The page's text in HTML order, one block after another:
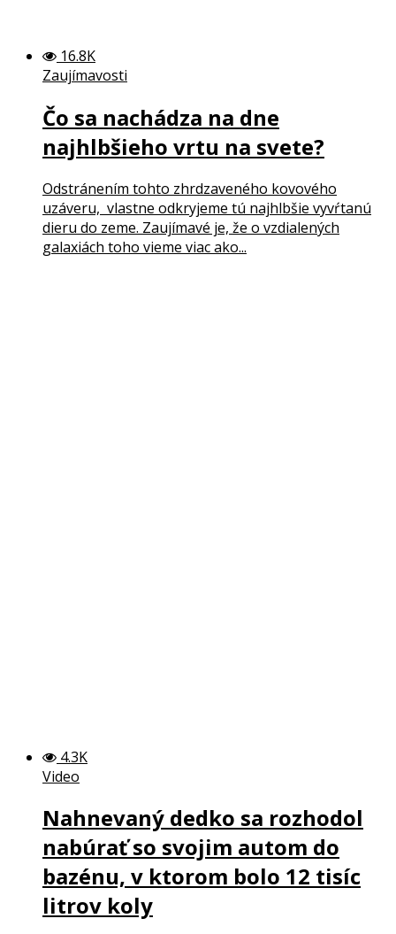
16.8K
Zaujímavosti
Čo sa nachádza na dne
najhlbšieho vrtu na svete?
Odstránením tohto zhrdzaveného kovového
uzáveru, vlastne odkryjeme tú najhlbšie vyvŕtanú
dieru do zeme. Zaujímavé je, že o vzdialených
galaxiách toho vieme viac ako...
4.3K
Video
Nahnevaný dedko sa rozhodol
nabúrať so svojim autom do
bazénu, v ktorom bolo 12 tisíc
litrov koly